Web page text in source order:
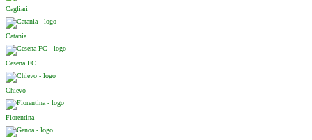
Cagliari
Catania
Cesena FC
Chievo
Fiorentina